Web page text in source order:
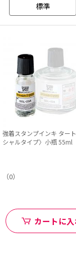
標準
強着スタンプインキ ター
シャルタイプ〉小瓶 55ml
（0）
カートに